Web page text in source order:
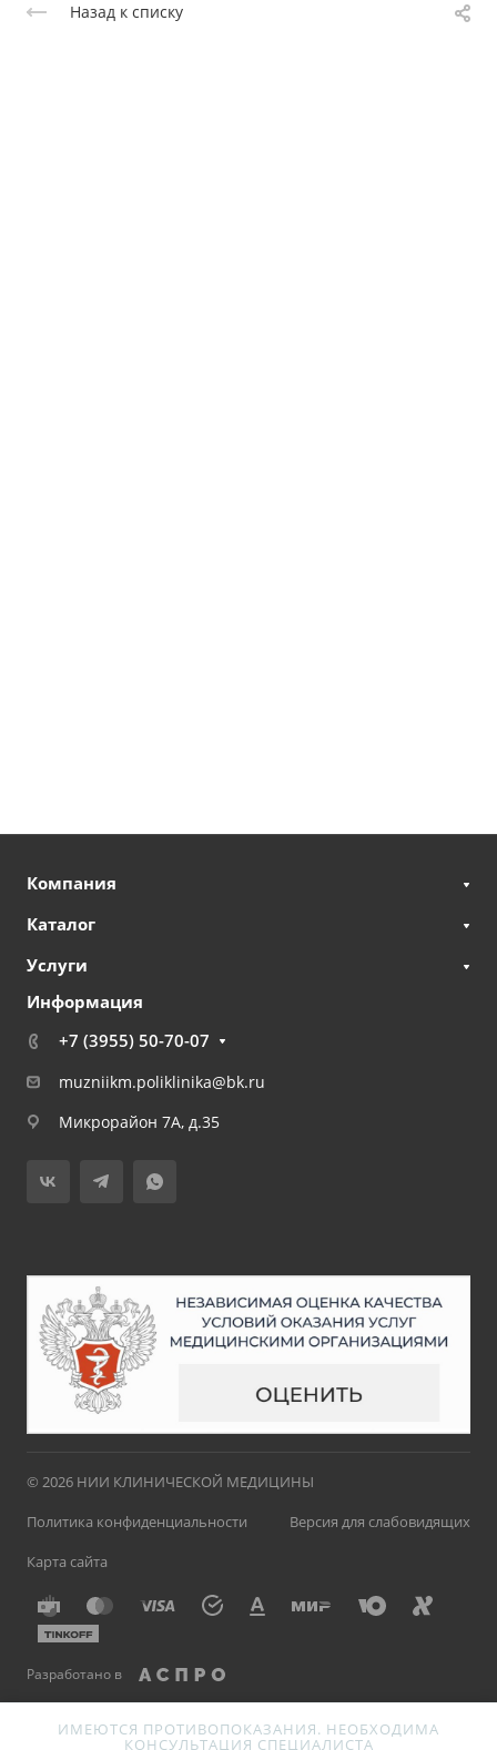
Назад к списку
Компания
Каталог
Услуги
Информация
+7 (3955) 50-70-07
muzniikm.poliklinika@bk.ru
Микрорайон 7А, д.35
© 2026 НИИ КЛИНИЧЕСКОЙ МЕДИЦИНЫ
Политика конфиденциальности
Версия для слабовидящих
Карта сайта
Разработано в
ИМЕЮТСЯ ПРОТИВОПОКАЗАНИЯ. НЕОБХОДИМА
КОНСУЛЬТАЦИЯ СПЕЦИАЛИСТА